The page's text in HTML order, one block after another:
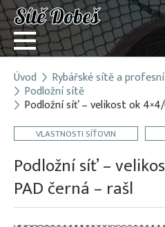
Přihlásit
Registrace
E-shop
O firmě
Kontakt
Úvod Rybářské sítě a
Podložní sítě
Podložní síť – velikost ok
VLASTNOSTI SÍŤOVIN
Podložní síť –
PAD černá – rašl